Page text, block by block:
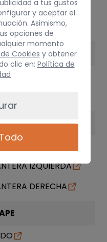
IZQUIERDA
DERECHA
a tus gustos
y aceptar el
Asimismo,
opciones de
momento
Cookies y obtener
clic en: Política de